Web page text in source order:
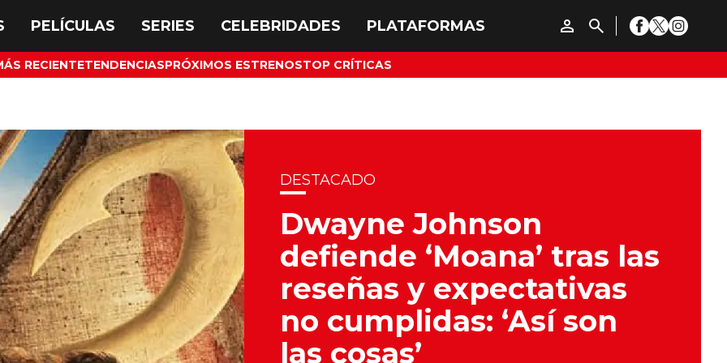
RECIENTETENDENCIASPRÓXIMOS ESTRENOSTOP CRÍTICAS
DESTACADO
Dwayne Johnson
defiende ‘Moana’ tras las
reseñas y expectativas
no cumplidas: ‘Así son
las cosas’